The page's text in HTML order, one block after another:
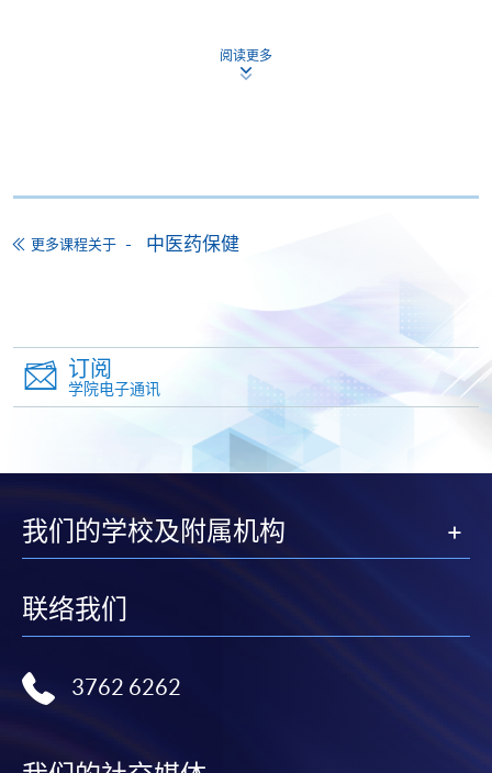
香港永久居民，请带备签证身份书的正本及副本。
办事」、微信支付（WeChat Pay）或支付宝
如以划线支票或银行本票缴付，抬头请注明「香港大
学专业进修学院」。支票背面请写上课程名称及申请
人姓名。 阁下可：
亲临学院各报名中心递交划线支票、报名表格及有关
或可将上述文件一并寄交各报名中心，信封上请注明
「报读课程」，惟学院对邮递失误而遗失的支票及个
3. VISA / Mastercard
申请人可亲临学院任何一所报名中心，以 VISA 或
Mastercard（包括「香港大学专业进修学院
Mastercard卡持有人，如报读课程满港币2,000元，可
阅读更多
更多课程关于 中医药保健
订阅
学院电子通讯
我们的学校及附属机构
联络我们
3762 6262